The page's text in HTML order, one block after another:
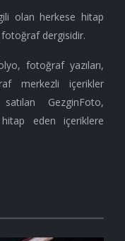
olan herkese hitap
dergisidir.
fotoğraf yazıları,
merkezli içerikler
GezginFoto,
eden içeriklere